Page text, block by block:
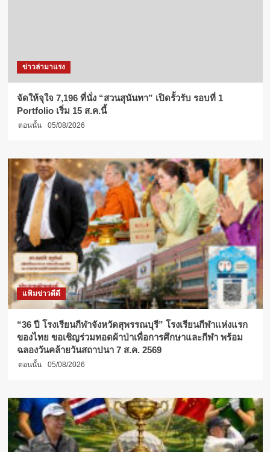
ข่าวล่ามาแรง
จัดให้จุใจ 7,196 ที่นั่ง “สวนสุนันทา” เปิดรั้วรับ รอบที่ 1
Portfolio เริ่ม 15 ส.ค.นี้
ตอนนั้น 05/08/2026
แฟ้มข่าวดีดี
“36 ปี โรงเรียนกีฬาจังหวัดสุพรรณบุรี” โรงเรียนกีฬาแห่งแรก
ของไทย ขอเชิญร่วมทอดผ้าป่าเพื่อการศึกษาและกีฬา พร้อม
ฉลองวันคล้ายวันสถาปนา 7 ส.ค. 2569
ตอนนั้น 05/08/2026